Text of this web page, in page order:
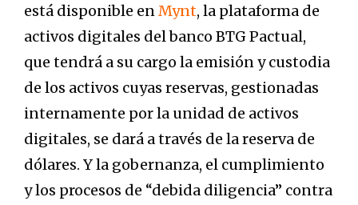
está disponible en Mynt, la plataforma de
activos digitales del banco BTG Pactual,
que tendrá a su cargo la emisión y custodia
de los activos cuyas reservas, gestionadas
internamente por la unidad de activos
digitales, se dará a través de la reserva de
dólares. Y la gobernanza, el cumplimiento
y los procesos de “debida diligencia” contra